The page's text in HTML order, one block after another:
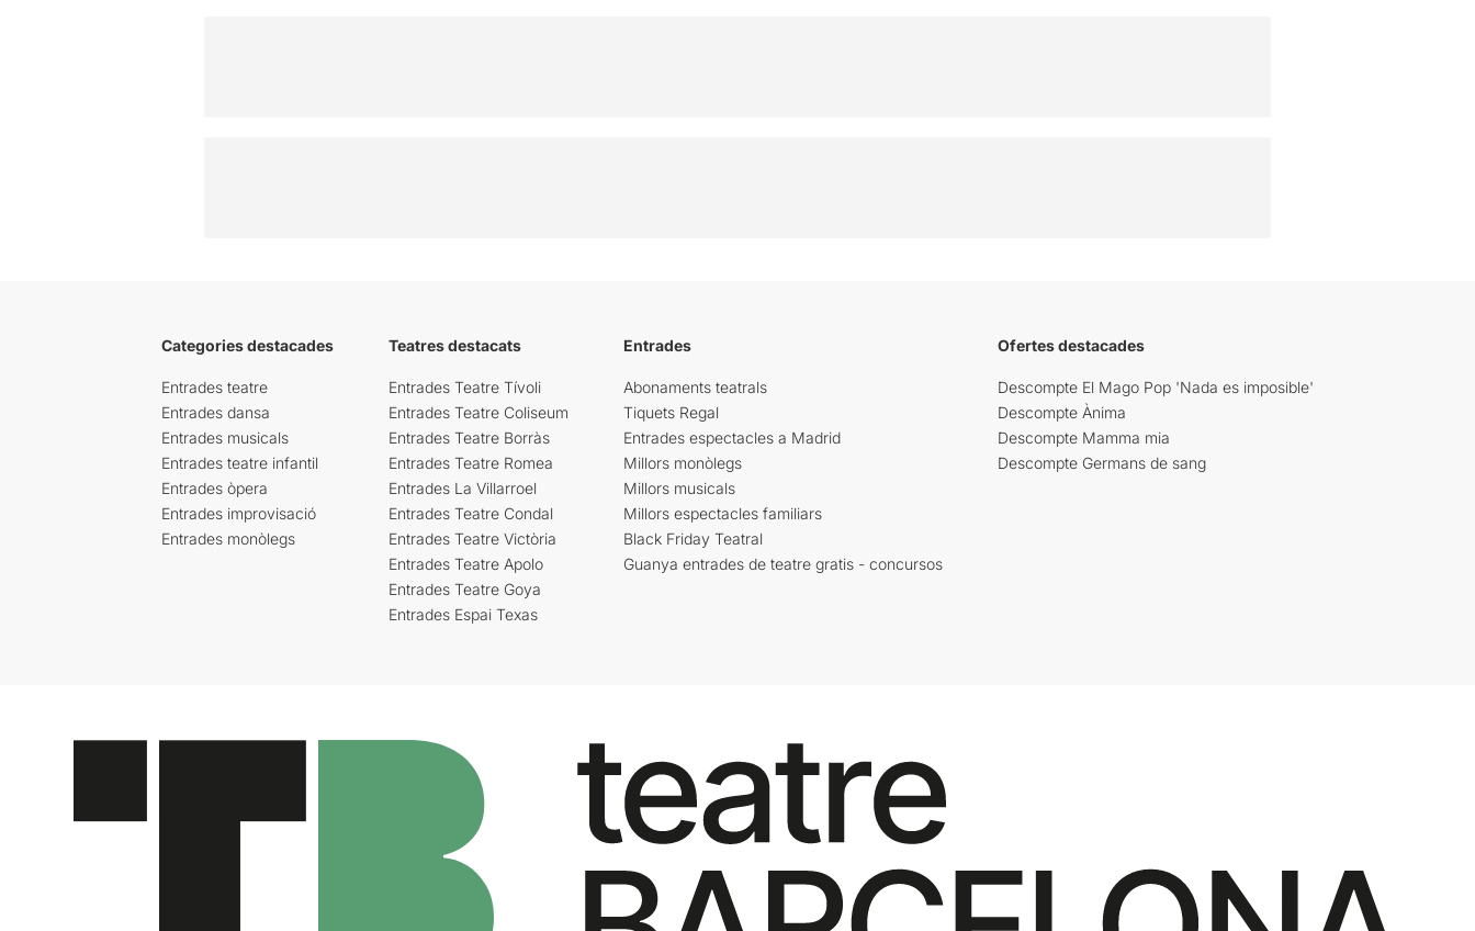
Categories destacades
Entrades teatre
Entrades dansa
Entrades musicals
Entrades teatre infantil
Entrades òpera
Entrades improvisació
Entrades monòlegs
Teatres destacats
Entrades Teatre Tívoli
Entrades Teatre Coliseum
Entrades Teatre Borràs
Entrades Teatre Romea
Entrades La Villarroel
Entrades Teatre Condal
Entrades Teatre Victòria
Entrades Teatre Apolo
Entrades Teatre Goya
Entrades Espai Texas
Entrades
Abonaments teatrals
Tiquets Regal
Entrades espectacles a Madrid
Millors monòlegs
Millors musicals
Millors espectacles familiars
Black Friday Teatral
Guanya entrades de teatre gratis - concursos
Ofertes destacades
Descompte El Mago Pop 'Nada es imposible'
Descompte Ànima
Descompte Mamma mia
Descompte Germans de sang